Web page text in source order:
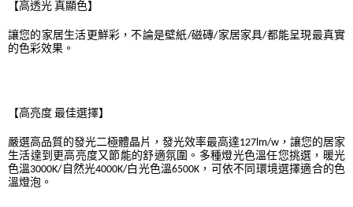
【高透光 真顯色】
讓您的家居生活更鮮彩，不論是壁紙/磁磚/家居家具/都能呈現最真實
的色彩效果。
【高亮度 最佳選擇】
嚴選高品質的發光二極體晶片，發光效率最高達127lm/w，讓您的居家
生活達到更高亮度又節能的舒適氛圍。多種燈光色溫任您挑選，暖光
色溫3000K/自然光4000K/白光色溫6500K，可依不同環境選擇適合的色
溫燈泡。